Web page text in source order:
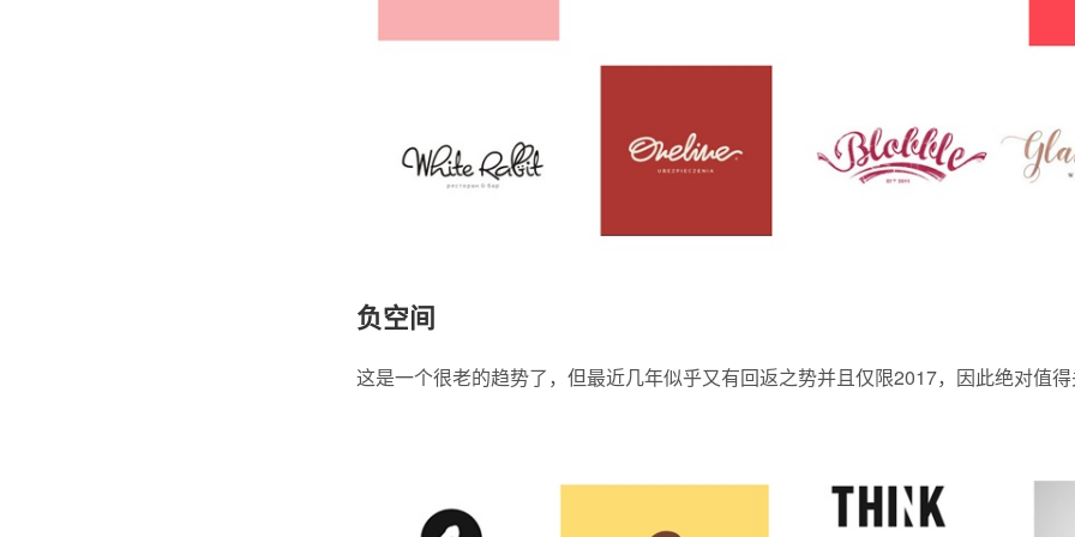
负空间
这是一个很老的趋势了，但最近几年似乎又有回返之势并且仅限2017，因此绝对值